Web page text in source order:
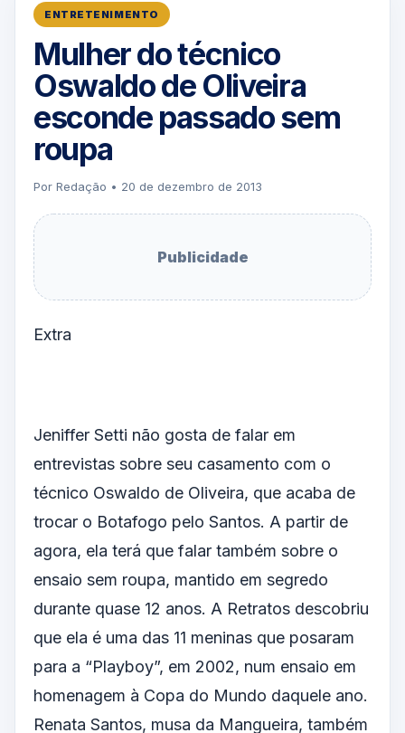
ENTRETENIMENTO
Mulher do técnico
Oswaldo de Oliveira
esconde passado sem
roupa
Por Redação • 20 de dezembro de 2013
Publicidade
Extra
Jeniffer Setti não gosta de falar em
entrevistas sobre seu casamento com o
técnico Oswaldo de Oliveira, que acaba de
trocar o Botafogo pelo Santos. A partir de
agora, ela terá que falar também sobre o
ensaio sem roupa, mantido em segredo
durante quase 12 anos. A Retratos descobriu
que ela é uma das 11 meninas que posaram
para a “Playboy”, em 2002, num ensaio em
homenagem à Copa do Mundo daquele ano.
Renata Santos, musa da Mangueira, também